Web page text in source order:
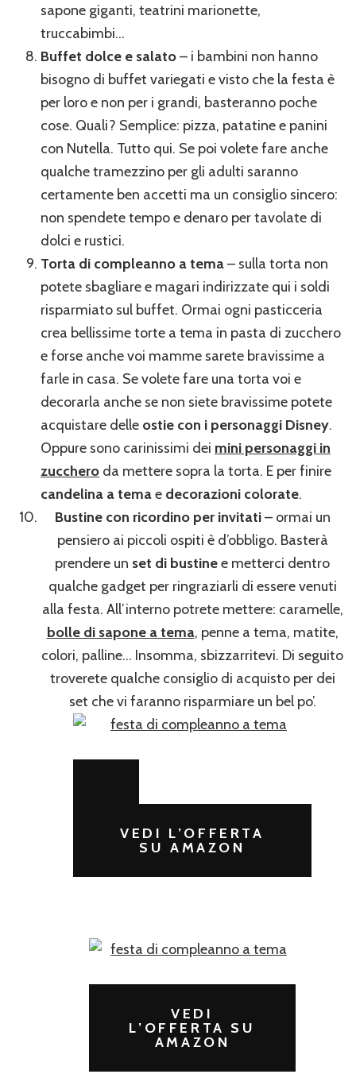
sapone giganti, teatrini marionette,
truccabimbi…
Buffet dolce e salato– i bambini non hanno
bisogno di buffet variegati e visto che la festa è
per loro e non per i grandi, basteranno poche
cose. Quali? Semplice: pizza, patatine e panini
con Nutella. Tutto qui. Se poi volete fare anche
qualche tramezzino per gli adulti saranno
certamente ben accetti ma un consiglio sincero:
non spendete tempo e denaro per tavolate di
dolci e rustici.
Torta di compleanno a tema– sulla torta non
potete sbagliare e magari indirizzate qui i soldi
risparmiato sul buffet. Ormai ogni pasticceria
crea bellissime torte a tema in pasta di zucchero
e forse anche voi mamme sarete bravissime a
farle in casa. Se volete fare una torta voi e
decorarla anche se non siete bravissime potete
acquistare delle ostie con i personaggi Disney.
Oppure sono carinissimi dei mini personaggi in
zucchero da mettere sopra la torta. E per finire
candelina a temae decorazioni colorate.
Bustine con ricordino per invitati– ormai un
pensiero ai piccoli ospiti è d’obbligo. Basterà
prendere un set di bustinee metterci dentro
qualche gadget per ringraziarli di essere venuti
alla festa. All’interno potrete mettere: caramelle,
bolle di sapone a tema, penne a tema, matite,
colori, palline… Insomma, sbizzarritevi. Di seguito
troverete qualche consiglio di acquisto per dei
set che vi faranno risparmiare un bel po’.
VEDI L’OFFERTA
SU AMAZON
VEDI
L’OFFERTA SU
AMAZON